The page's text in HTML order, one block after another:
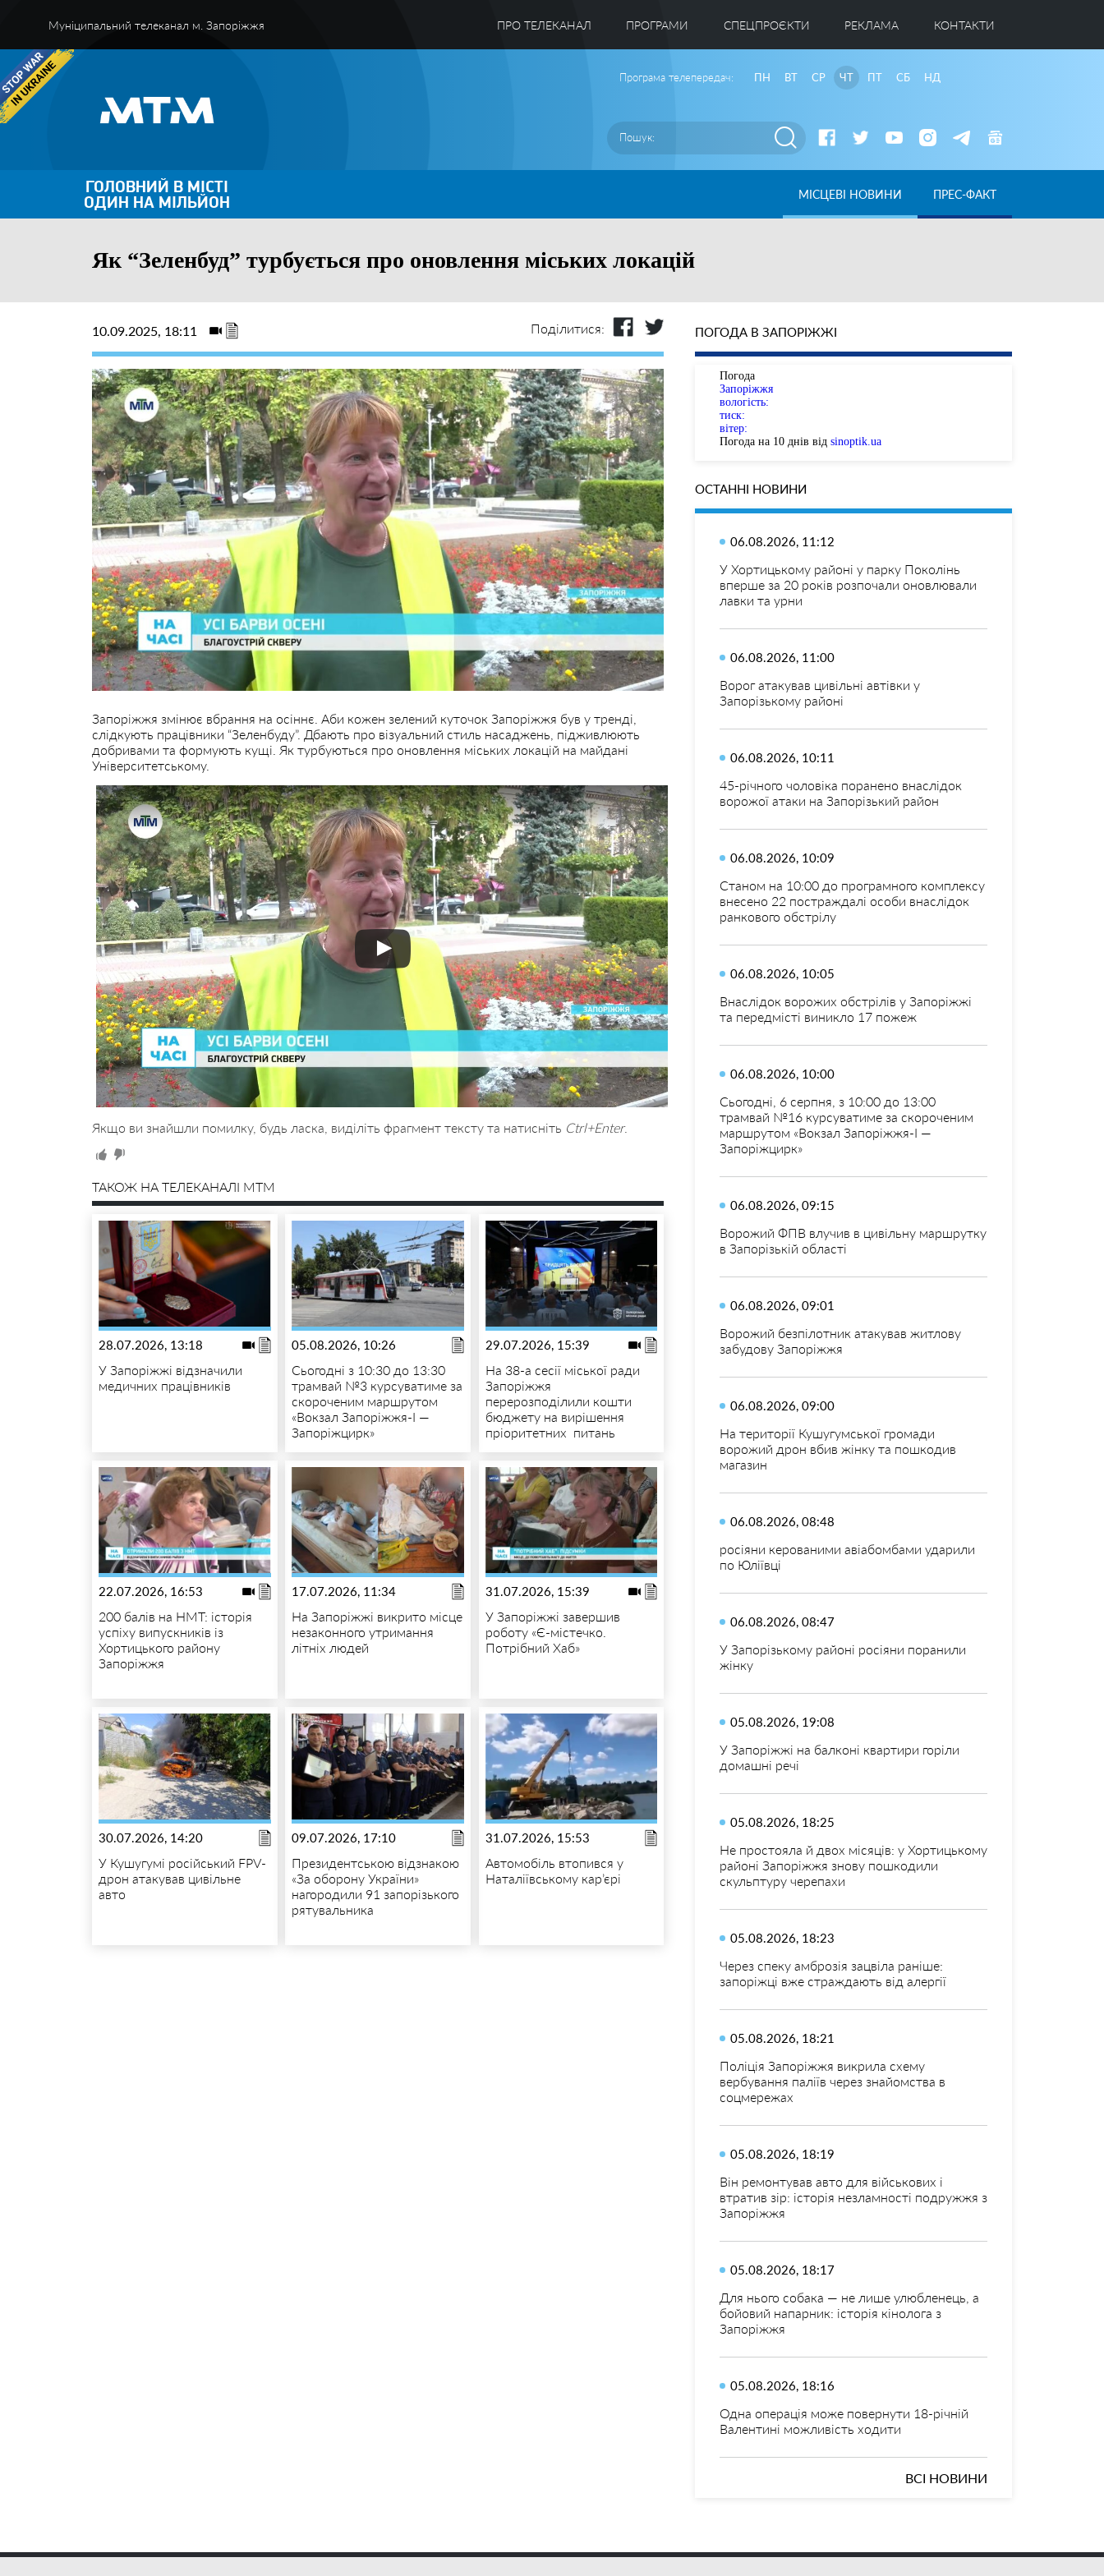
Муніципальний телеканал м. Запоріжжя ПРО ТЕЛЕКАНАЛ ПРОГРАМИ CПЕЦПРОЄКТИ РЕКЛАМА КОНТАКТИ
Програма телепередач: ПН ВТ СР ЧТ ПТ СБ НД
ГОЛОВНИЙ В МІСТІ
ОДИН НА МІЛЬЙОН МІСЦЕВІ НОВИНИ ПРЕС-ФАКТ
Як “Зеленбуд” турбується про оновлення міських локацій
10.09.2025, 18:11 Поділитися:
Запоріжжя змінює вбрання на осіннє. Аби кожен зелений куточок Запоріжжя був у тренді,
слідкують працівники “Зеленбуду”. Дбають про візуальний стиль насаджень, підживлюють
добривами та формують кущі. Як турбуються про оновлення міських локацій на майдані
Університетському.
Якщо ви знайшли помилку, будь ласка, виділіть фрагмент тексту та натисніть Ctrl+Enter.
ТАКОЖ НА ТЕЛЕКАНАЛІ MTM
28.07.2026, 13:18
У Запоріжжі відзначили
медичних працівників
05.08.2026, 10:26
Сьогодні з 10:30 до 13:30
трамвай №3 курсуватиме за
скороченим маршрутом
«Вокзал Запоріжжя-I —
Запоріжцирк»
29.07.2026, 15:39
На 38-а сесії міської ради
Запоріжжя
перерозподілили кошти
бюджету на вирішення
пріоритетних питань
22.07.2026, 16:53
200 балів на НМТ: історія
успіху випускників із
Хортицького району
Запоріжжя
17.07.2026, 11:34
На Запоріжжі викрито місце
незаконного утримання
літніх людей
31.07.2026, 15:39
У Запоріжжі завершив
роботу «Є-містечко.
Потрібний Хаб»
30.07.2026, 14:20
У Кушугумі російський FPV-
дрон атакував цивільне
авто
09.07.2026, 17:10
Президентською відзнакою
«За оборону України»
нагородили 91 запорізького
рятувальника
31.07.2026, 15:53
Автомобіль втопився у
Наталіївському кар’єрі
ПОГОДА В ЗАПОРІЖЖІ
Погода
Запоріжжя
вологість:
тиск:
вітер:
Погода на 10 днів від sinoptik.ua
ОСТАННІ НОВИНИ
06.08.2026, 11:12
У Хортицькому районі у парку Поколінь
вперше за 20 років розпочали оновлювали
лавки та урни
06.08.2026, 11:00
Ворог атакував цивільні автівки у
Запорізькому районі
06.08.2026, 10:11
45-річного чоловіка поранено внаслідок
ворожої атаки на Запорізький район
06.08.2026, 10:09
Станом на 10:00 до програмного комплексу
внесено 22 постраждалі особи внаслідок
ранкового обстрілу
06.08.2026, 10:05
Внаслідок ворожих обстрілів у Запоріжжі
та передмісті виникло 17 пожеж
06.08.2026, 10:00
Сьогодні, 6 серпня, з 10:00 до 13:00
трамвай №16 курсуватиме за скороченим
маршрутом «Вокзал Запоріжжя-I —
Запоріжцирк»
06.08.2026, 09:15
Ворожий ФПВ влучив в цивільну маршрутку
в Запорізькій області
06.08.2026, 09:01
Ворожий безпілотник атакував житлову
забудову Запоріжжя
06.08.2026, 09:00
На території Кушугумської громади
ворожий дрон вбив жінку та пошкодив
магазин
06.08.2026, 08:48
росіяни керованими авіабомбами ударили
по Юліївці
06.08.2026, 08:47
У Запорізькому районі росіяни поранили
жінку
05.08.2026, 19:08
У Запоріжжі на балконі квартири горіли
домашні речі
05.08.2026, 18:25
Не простояла й двох місяців: у Хортицькому
районі Запоріжжя знову пошкодили
скульптуру черепахи
05.08.2026, 18:23
Через спеку амброзія зацвіла раніше:
запоріжці вже страждають від алергії
05.08.2026, 18:21
Поліція Запоріжжя викрила схему
вербування паліїв через знайомства в
соцмережах
05.08.2026, 18:19
Він ремонтував авто для військових і
втратив зір: історія незламності подружжя з
Запоріжжя
05.08.2026, 18:17
Для нього собака — не лише улюбленець, а
бойовий напарник: історія кінолога з
Запоріжжя
05.08.2026, 18:16
Одна операція може повернути 18-річній
Валентині можливість ходити
ВСІ НОВИНИ